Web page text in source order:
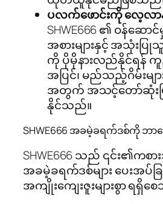
ပလက်ဖောင်းကို လေ့လာနို
SHWE666 ၏ ဝန်ဆောင်
အစားများနှင့် အသုံး
ကို ပိုမိုနားလည်နိုင်ရန်
အပြင်၊ မည်သည့်ဂိမ်းမ
အတွက် အသင့်တော်ဆုံးဖ
နိုင်သည်။
SHWE666 အခမဲ့ခရက်ဒစ်ကို ဘာ
SHWE666 သည် ၎င်း၏ကစား
အခမဲ့ခရက်ဒစ်များ ပေးအပ်ခြ
အကျိုးကျေးဇူးများစွာ ရရှိစ